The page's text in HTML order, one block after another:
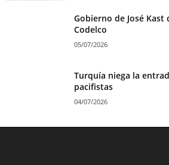
Gobierno de José
Codelco
05/07/2026
Turquía niega la
pacifistas
04/07/2026